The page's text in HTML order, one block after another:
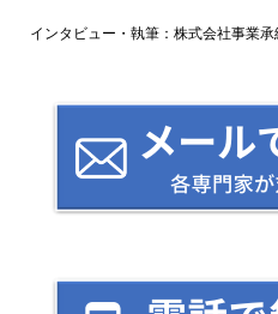
インタビュー・執筆：株式会社事業